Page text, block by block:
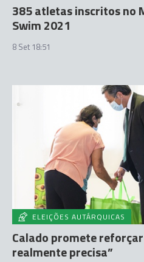
385 atletas inscritos no
Swim 2021
8 Set 18:51
ELEIÇÕES AUTÁRQUICAS
Calado promete
realmente precisa”